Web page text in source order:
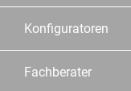
Konfiguratoren
Fachberater